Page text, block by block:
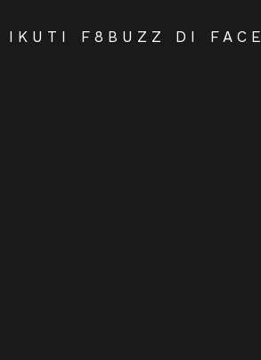
IKUTI F8BUZZ DI